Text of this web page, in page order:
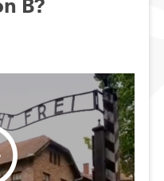
B?